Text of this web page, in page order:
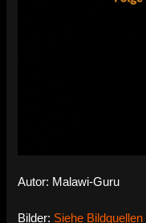
Autor: Malawi-Guru
Bilder: Siehe Bildquellen